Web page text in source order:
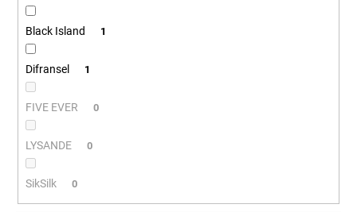
Black Island 1
Difransel 1
FIVE EVER 0
LYSANDE 0
SikSilk 0
m